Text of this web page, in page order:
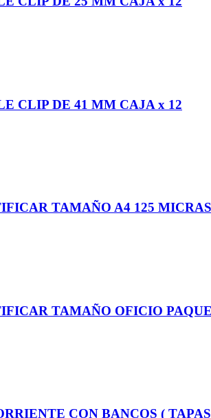
CLIP DE 41 MM CAJA x 12
TAMAÑO A4 125
TAMAÑO OFICIO
CON BANCOS (